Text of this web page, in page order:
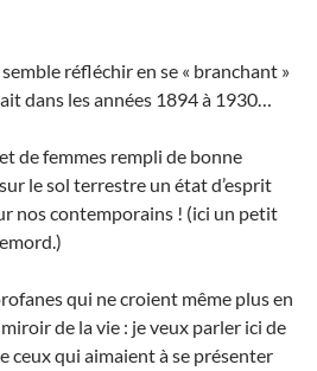
réfléchir en se « branchant »
dans les années 1894 à 1930…
de femmes rempli de bonne
le sol terrestre un état d’esprit
nos contemporains ! (ici un petit
qui ne croient même plus en
de la vie : je veux parler ici de
ceux qui aimaient à se présenter